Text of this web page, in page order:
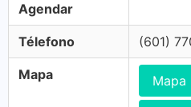
Agendar
Télefono (601)
Mapa Mapa